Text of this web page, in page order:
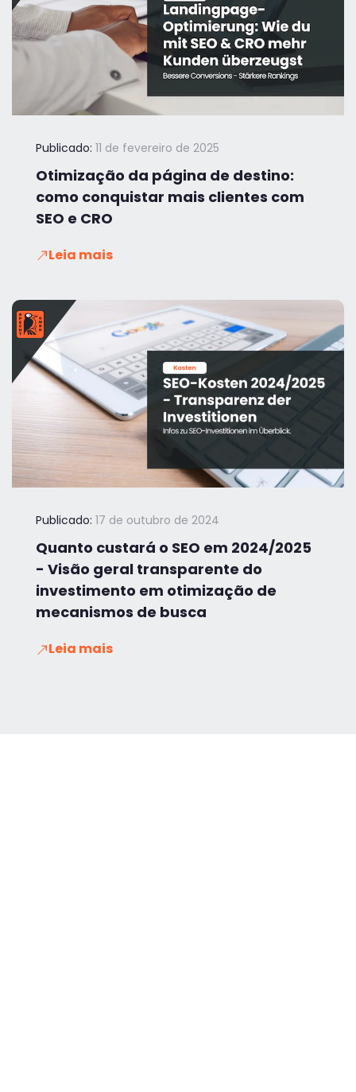
Publicado: 11 de fevereiro de 2025
Otimização da página de destino:
como conquistar mais clientes com
SEO e CRO
Leia mais
Publicado: 17 de outubro de 2024
Quanto custará o SEO em 2024/2025
- Visão geral transparente do
investimento em otimização de
mecanismos de busca
Leia mais